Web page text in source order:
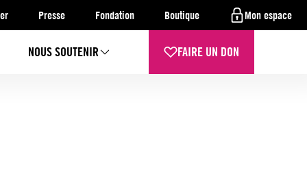
Presse Fondation Boutique Mon espace
NOUS SOUTENIR FAIRE UN DON